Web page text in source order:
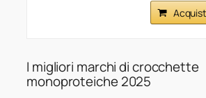
I migliori marchi di crocchette
monoproteiche 2025